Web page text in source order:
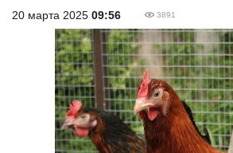
20 марта 2025 09:56 3891